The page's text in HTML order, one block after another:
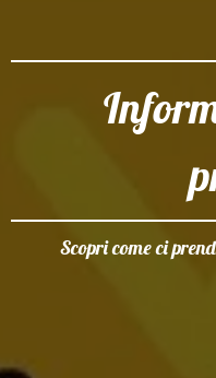
Scopri come ci